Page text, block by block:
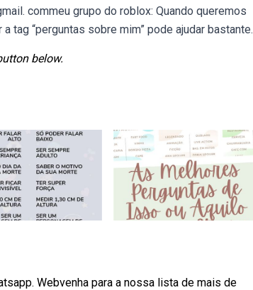
commeu grupo do roblox: Quando queremos
tag “perguntas sobre mim” pode ajudar bastante.
below.
Webvenha para a nossa lista de mais de